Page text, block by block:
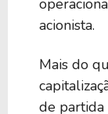
acionista.
Mais do
de partida